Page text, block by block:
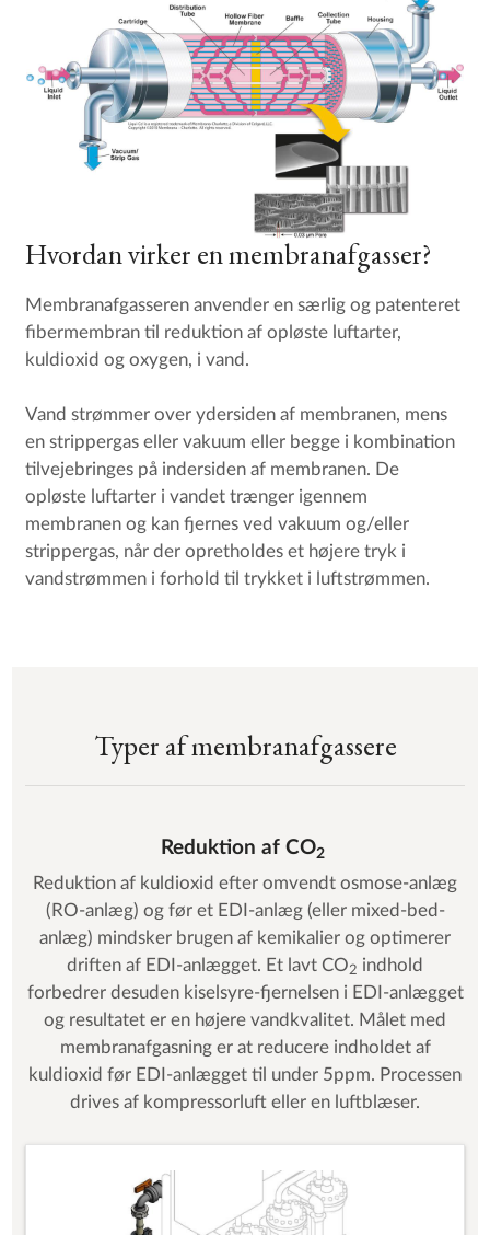
Hvordan virker en membranafgasser?
Membranafgasseren anvender en særlig og patenteret
fibermembran til reduktion af opløste luftarter,
kuldioxid og oxygen, i vand.
Vand strømmer over ydersiden af membranen, mens
en strippergas eller vakuum eller begge i kombination
tilvejebringes på indersiden af membranen. De
opløste luftarter i vandet trænger igennem
membranen og kan fjernes ved vakuum og/eller
strippergas, når der opretholdes et højere tryk i
vandstrømmen i forhold til trykket i luftstrømmen.
Typer af membranafgassere
Reduktion af CO2
Reduktion af kuldioxid efter omvendt osmose-anlæg
(RO-anlæg) og før et EDI-anlæg (eller mixed-bed-
anlæg) mindsker brugen af kemikalier og optimerer
driften af EDI-anlægget. Et lavt CO2 indhold
forbedrer desuden kiselsyre-fjernelsen i EDI-anlægget
og resultatet er en højere vandkvalitet. Målet med
membranafgasning er at reducere indholdet af
kuldioxid før EDI-anlægget til under 5ppm. Processen
drives af kompressorluft eller en luftblæser.